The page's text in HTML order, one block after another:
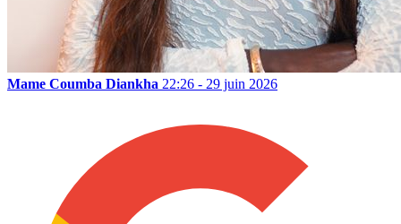
Mame Coumba Diankha 22:26 - 29 juin 2026